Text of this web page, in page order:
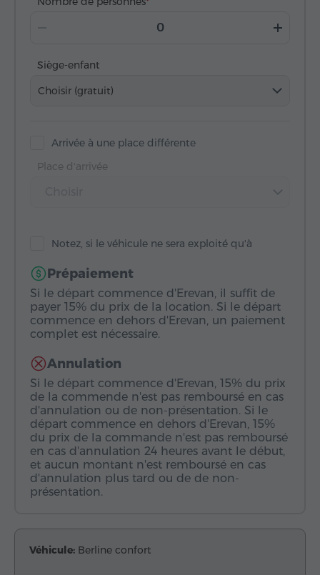
Siège-enfant
Choisir (gratuit)
Arrivée à une place différente
Place d'arrivée
Notez, si le véhicule ne sera exploité qu'à
Prépaiement
Si le départ commence d'Erevan, il suffit de
payer 15% du prix de la location. Si le départ
commence en dehors d'Erevan, un paiement
complet est nécessaire.
Annulation
Si le départ commence d'Erevan, 15% du prix
de la commende n'est pas remboursé en cas
d'annulation ou de non-présentation. Si le
départ commence en dehors d'Erevan, 15%
du prix de la commande n'est pas remboursé
en cas d'annulation 24 heures avant le début,
et aucun montant n'est remboursé en cas
d'annulation plus tard ou de de non-
présentation.
Véhicule: Berline confort